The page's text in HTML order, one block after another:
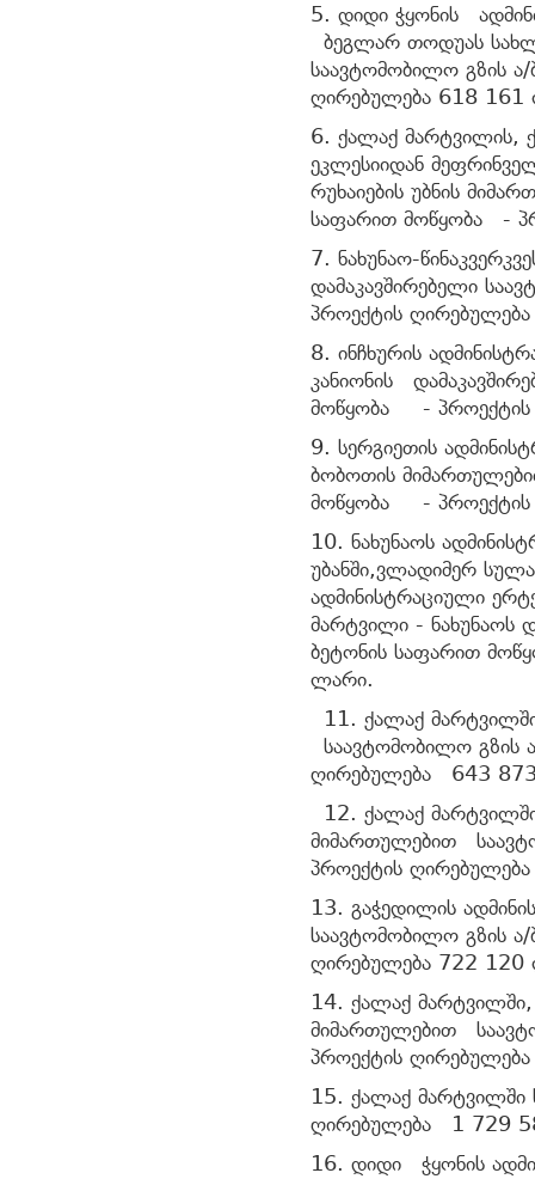
5. დიდი ჭყონის
ბეგლარ თოდუას
საავტომობილო გზის
ღირებულება 618
6. ქალაქ მარტვილის,
ეკლესიიდან
რუხაიების უბნის
საფარით მოწყობა -
7. ნახუნაო-
დამაკავშირებელი
პროექტის
8. ინჩხურის
კანიონის
მოწყობა -
9. სერგიეთის
ბობოთის
მოწყობა -
10. ნახუნაოს
უბანში,ვლადიმერ
ადმინისტრაციული
მარტვილი - ნახუნაოს
ბეტონის საფარით
ლარი.
11. ქალაქ
საავტომობილო
ღირებულება 643
12. ქალაქ
მიმართულებით
პროექტის
13. გაჭედილის
საავტომობილო გზის
ღირებულება 722
14. ქალაქ მარტვილში,
მიმართულებით
პროექტის
15. ქალაქ მარტვილში
ღირებულება 1 729
16. დიდი ჭყონის